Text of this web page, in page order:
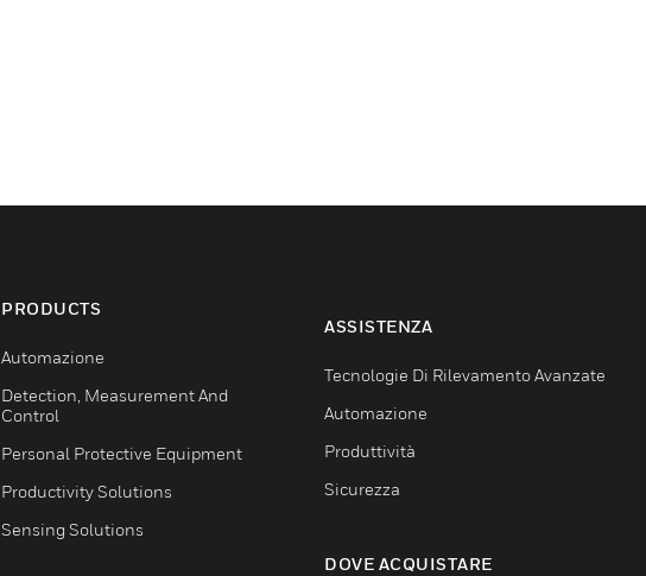
PRODUCTS
Automazione
Detection, Measurement And
Control
Personal Protective Equipment
Productivity Solutions
Sensing Solutions
ASSISTENZA
Tecnologie Di Rilevamento Avanzate
Automazione
Produttività
Sicurezza
DOVE ACQUISTARE